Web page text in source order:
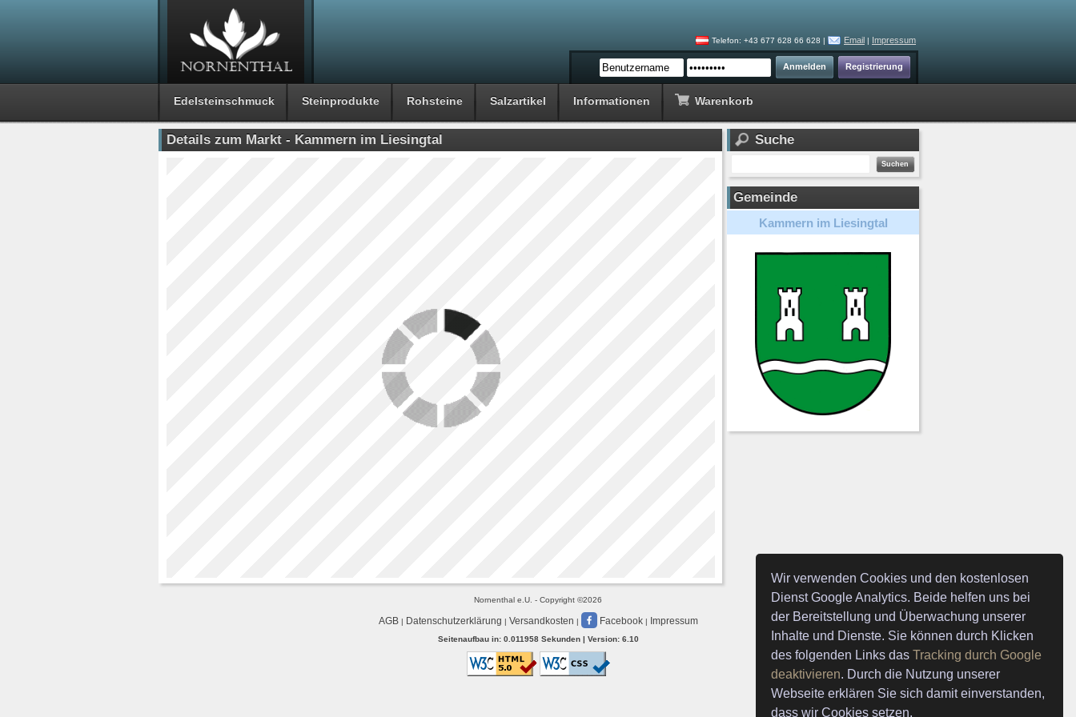
Wir verwenden Cookies und den kostenlosen
Dienst Google Analytics. Beide helfen uns bei
der Bereitstellung und Überwachung unserer
Inhalte und Dienste. Sie können durch Klicken
des folgenden Links dasTracking durch Google
deaktivieren. Durch die Nutzung unserer
Webseite erklären Sie sich damit einverstanden,
dass wir Cookies setzen.
Telefon: +43 677 628 66 628 | Email | Impressum
Edelsteinschmuck Steinprodukte Rohsteine Salzartikel Informationen Warenkorb
Details zum Markt - Kammern im Liesingtal Suche
Gemeinde
Kammern im Liesingtal
Nornenthal e.U. - Copyright ©2026
AGB| Datenschutzerklärung | Versandkosten | Facebook| Impressum
Seitenaufbau in: 0.011958 Sekunden | Version: 6.10